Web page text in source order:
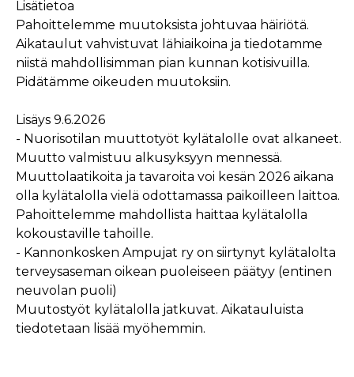
Lisätietoa
Pahoittelemme muutoksista johtuvaa häiriötä.
Aikataulut vahvistuvat lähiaikoina ja tiedotamme
niistä mahdollisimman pian kunnan kotisivuilla.
Pidätämme oikeuden muutoksiin.
Lisäys 9.6.2026
- Nuorisotilan muuttotyöt kylätalolle ovat alkaneet.
Muutto valmistuu alkusyksyyn mennessä.
Muuttolaatikoita ja tavaroita voi kesän 2026 aikana
olla kylätalolla vielä odottamassa paikoilleen laittoa.
Pahoittelemme mahdollista haittaa kylätalolla
kokoustaville tahoille.
- Kannonkosken Ampujat ry on siirtynyt kylätalolta
terveysaseman oikean puoleiseen päätyy (entinen
neuvolan puoli)
Muutostyöt kylätalolla jatkuvat. Aikatauluista
tiedotetaan lisää myöhemmin.